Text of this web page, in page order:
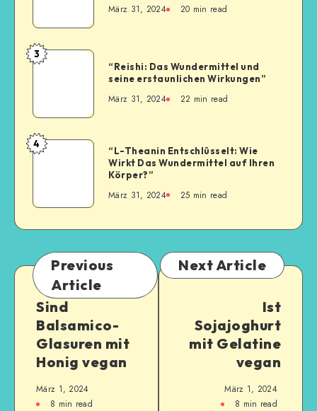
März 31, 2024 20 min read
3
“Reishi: Das Wundermittel und
seine erstaunlichen Wirkungen”
März 31, 2024 22 min read
4
“L-Theanin Entschlüsselt: Wie
Wirkt Das Wundermittel auf Ihren
Körper?”
März 31, 2024 25 min read
Previous
Article
Sind
Balsamico-
Glasuren mit
Honig vegan
März 1, 2024
8 min read
Next Article
Ist
Sojajoghurt
mit Gelatine
vegan
März 1, 2024
8 min read